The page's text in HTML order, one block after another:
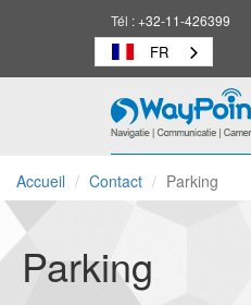
Tél :+32-11-426399
FR
Waypoint
vers
d'accueil
Accueil Contact Parking
Parking